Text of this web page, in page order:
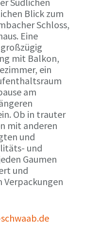
Blick zum
Schloss,
Eine
mit Balkon,
ein
am
Ob in trauter
mit anderen
und
und
Gaumen
und
Verpackungen